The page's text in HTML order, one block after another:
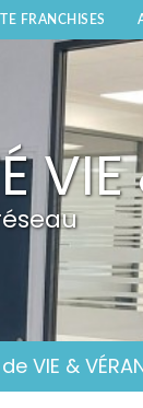
FRANCHISES
VIE &